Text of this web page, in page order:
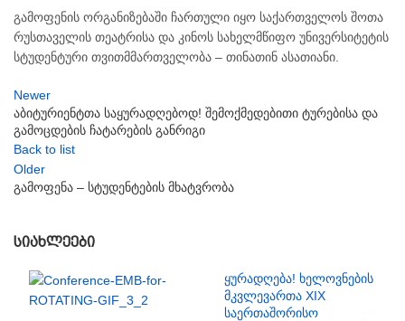
გამოფენის ორგანიზებაში ჩართული იყო საქართველოს შოთა
რუსთაველის თეატრისა და კინოს სახელმწიფო უნივერსიტეტის
სტუდენტური თვითმმართველობა – თინათინ ასათიანი.
Newer
აბიტურიენტთა საყურადღებოდ! შემოქმედებითი ტურებისა და
გამოცდების ჩატარების განრიგი
Back to list
Older
გამოფენა – სტუდენტების მხატვრობა
ᲡᲘᲐᲮᲚᲔᲔᲑᲘ
ყურადღება! ხელოვნების
მკვლევართა XIX
საერთაშორისო